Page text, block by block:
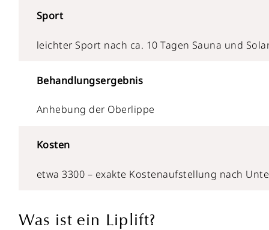
Sport
leichter Sport nach ca. 10 Tagen Sauna und
Behandlungsergebnis
Anhebung der Oberlippe
Kosten
etwa 3300 – exakte Kostenaufstellung nach
Was ist ein Liplift?